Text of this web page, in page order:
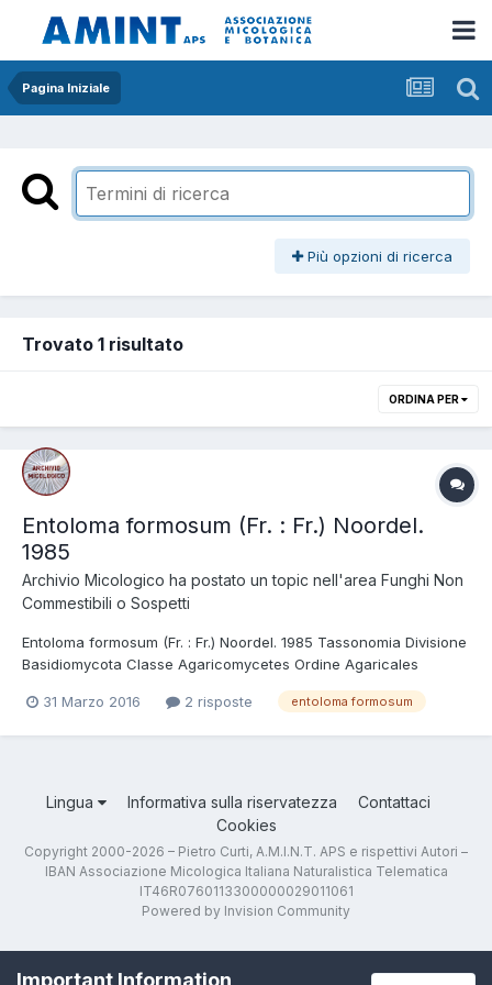
Pagina Iniziale
Più opzioni di ricerca
Trovato 1 risultato
ORDINA PER
Entoloma formosum (Fr. : Fr.) Noordel.
1985
Archivio Micologico ha postato un topic nell'area Funghi Non
Commestibili o Sospetti
Entoloma formosum (Fr. : Fr.) Noordel. 1985 Tassonomia Divisione
Basidiomycota Classe Agaricomycetes Ordine Agaricales
della lamella concolore; gambo liscio. Filo della lamella sterile,
31 Marzo 2016 2 risposte entoloma formosum
Lingua Informativa sulla riservatezza
Contattaci
Cookies
Copyright 2000-2026 – Pietro Curti, A.M.I.N.T. APS e rispettivi Autori –
IBAN Associazione Micologica Italiana Naturalistica Telematica
IT46R0760113300000029011061
Powered by Invision Community
Important Information